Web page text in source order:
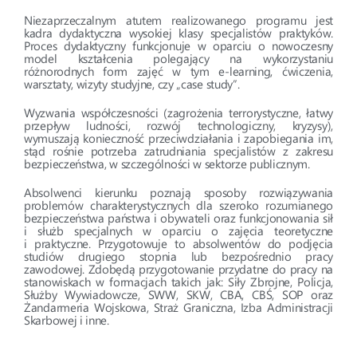
Niezaprzeczalnym atutem realizowanego programu jest
kadra dydaktyczna wysokiej klasy specjalistów praktyków.
Proces dydaktyczny funkcjonuje w oparciu o nowoczesny
model kształcenia polegający na wykorzystaniu
różnorodnych form zajęć w tym e-learning, ćwiczenia,
warsztaty, wizyty studyjne, czy „case study”.
Wyzwania współczesności (zagrożenia terrorystyczne, łatwy
przepływ ludności, rozwój technologiczny, kryzysy),
wymuszają konieczność przeciwdziałania i zapobiegania im,
stąd rośnie potrzeba zatrudniania specjalistów z zakresu
bezpieczeństwa, w szczególności w sektorze publicznym.
Absolwenci kierunku poznają sposoby rozwiązywania
problemów charakterystycznych dla szeroko rozumianego
bezpieczeństwa państwa i obywateli oraz funkcjonowania sił
i służb specjalnych w oparciu o zajęcia teoretyczne
i praktyczne. Przygotowuje to absolwentów do podjęcia
studiów drugiego stopnia lub bezpośrednio pracy
zawodowej. Zdobędą przygotowanie przydatne do pracy na
stanowiskach w formacjach takich jak: Siły Zbrojne, Policja,
Służby Wywiadowcze, SWW, SKW, CBA, CBŚ, SOP oraz
Żandarmeria Wojskowa, Straż Graniczna, Izba Administracji
Skarbowej i inne.